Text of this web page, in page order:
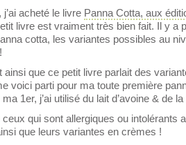
j’ai acheté le livre Panna Cotta, aux
livre est vraiment très bien fait. Il y a
cotta, les variantes possibles au
ainsi que ce petit livre parlait des
voici parti pour ma toute première
ma 1er, j’ai utilisé du lait d’avoine & de
ceux qui sont allergiques ou intolérants
que leurs variantes en crèmes !
Acheter Lire l'article